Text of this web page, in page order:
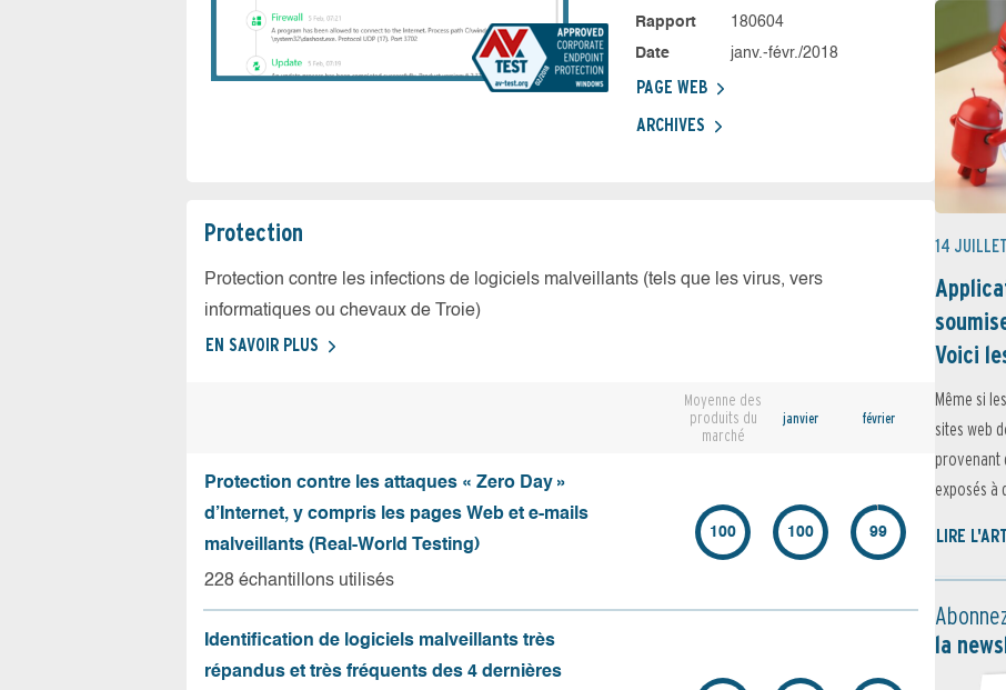
Rapport
180604
Date
janv.-févr./2018
PAGE WEB
ARCHIVES
Protection
Protection contre les infections de logiciels malveillants (tels que les virus, vers
informatiques ou chevaux de Troie)
EN SAVOIR PLUS
Moyenne des
produits du
marché
janvier février
Protection contre les attaques « Zero Day »
d’Internet, y compris les pages Web et e-mails
malveillants (Real-World Testing)
228 échantillons utilisés
100 100 99
Identification de logiciels malveillants très
répandus et très fréquents des 4 dernières
14
Voici
Même si
sites web
provenant
exposés à
LIRE
la